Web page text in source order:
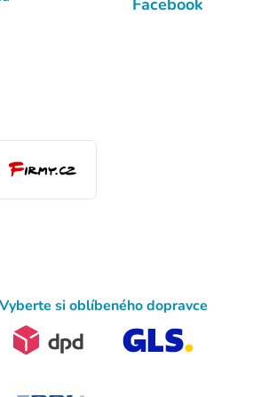
Vyberte si oblíbeného dopravce